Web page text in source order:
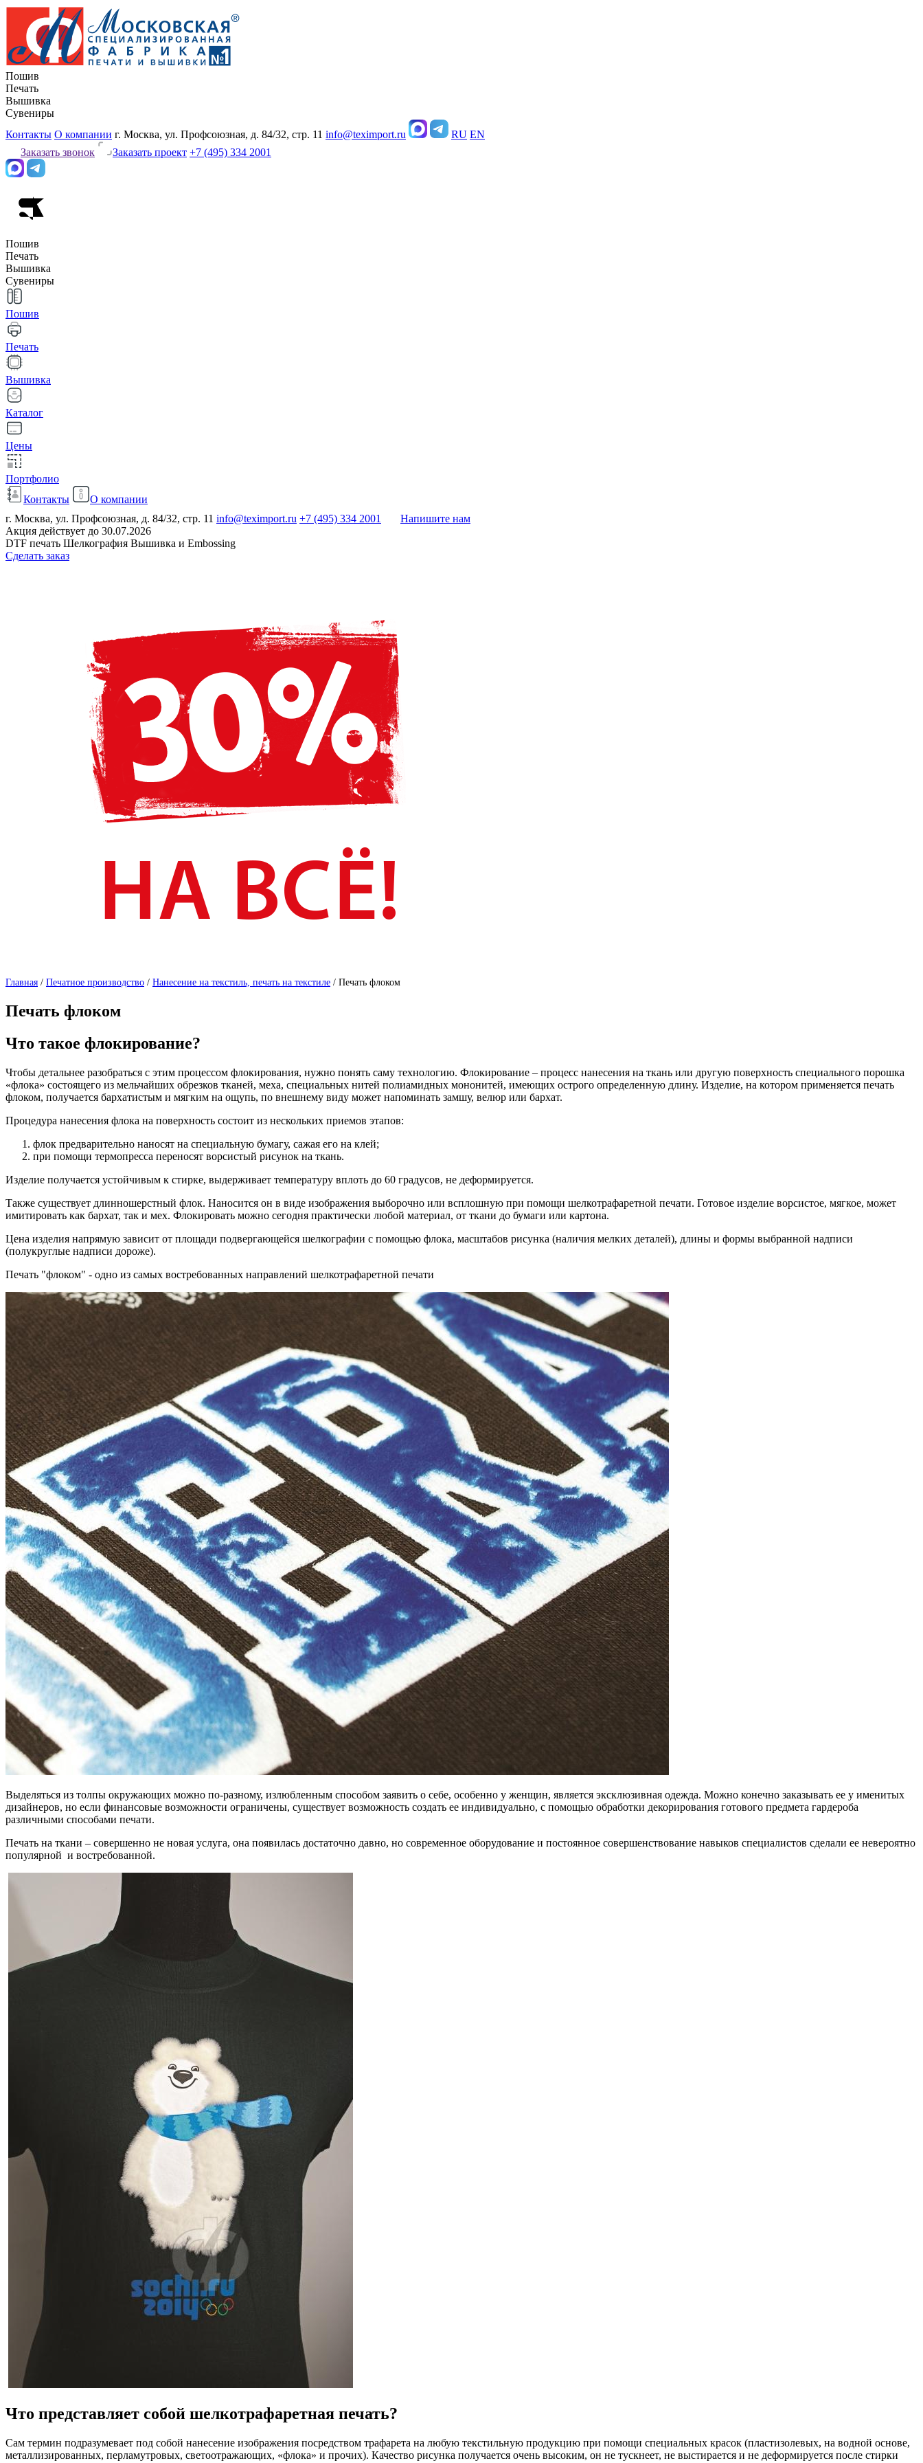
Пошив
Печать
Вышивка
Сувениры
Контакты О компании г. Москва, ул. Профсоюзная, д. 84/32, стр. 11 info@teximport.ru RU EN
Заказать звонок
Заказать проект +7 (495) 334 2001
Пошив
Печать
Вышивка
Сувениры
Пошив
Печать
Вышивка
Каталог
Цены
Портфолио
Контакты
О компании
г. Москва, ул. Профсоюзная, д. 84/32, стр. 11 info@teximport.ru +7 (495) 334 2001
Напишите нам
Акция действует до 30.07.2026
DTF печать Шелкография Вышивка и Embossing
Сделать заказ
Главная / Печатное производство / Нанесение на текстиль, печать на текстиле / Печать флоком
Печать флоком
Что такое флокирование?
Чтобы детальнее разобраться с этим процессом флокирования, нужно понять саму технологию. Флокирование – процесс нанесения на ткань или другую поверхность специального порошка
«флока» состоящего из мельчайших обрезков тканей, меха, специальных нитей полиамидных мононитей, имеющих острого определенную длину. Изделие, на котором применяется печать
флоком, получается бархатистым и мягким на ощупь, по внешнему виду может напоминать замшу, велюр или бархат.
Процедура нанесения флока на поверхность состоит из нескольких приемов этапов:
флок предварительно наносят на специальную бумагу, сажая его на клей;
при помощи термопресса переносят ворсистый рисунок на ткань.
Изделие получается устойчивым к стирке, выдерживает температуру вплоть до 60 градусов, не деформируется.
Также существует длинношерстный флок. Наносится он в виде изображения выборочно или всплошную при помощи шелкотрафаретной печати. Готовое изделие ворсистое, мягкое, может
имитировать как бархат, так и мех. Флокировать можно сегодня практически любой материал, от ткани до бумаги или картона.
Цена изделия напрямую зависит от площади подвергающейся шелкографии с помощью флока, масштабов рисунка (наличия мелких деталей), длины и формы выбранной надписи
(полукруглые надписи дороже).
Печать "флоком" - одно из самых востребованных направлений шелкотрафаретной печати
Выделяться из толпы окружающих можно по-разному, излюбленным способом заявить о себе, особенно у женщин, является эксклюзивная одежда. Можно конечно заказывать ее у именитых
дизайнеров, но если финансовые возможности ограничены, существует возможность создать ее индивидуально, с помощью обработки декорирования готового предмета гардероба
различными способами печати.
Печать на ткани – совершенно не новая услуга, она появилась достаточно давно, но современное оборудование и постоянное совершенствование навыков специалистов сделали ее невероятно
популярной и востребованной.
Что представляет собой шелкотрафаретная печать?
Сам термин подразумевает под собой нанесение изображения посредством трафарета на любую текстильную продукцию при помощи специальных красок (пластизолевых, на водной основе,
металлизированных, перламутровых, светоотражающих, «флока» и прочих). Качество рисунка получается очень высоким, он не тускнеет, не выстирается и не деформируется после стирки